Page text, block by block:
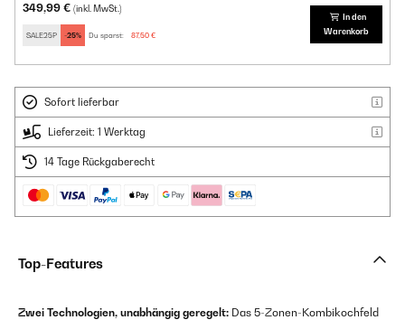
349,99 € (inkl. MwSt.)
SALE25P -25% Du sparst: 87,50 €
In den
Warenkorb
Sofort lieferbar
Lieferzeit: 1 Werktag
14 Tage Rückgaberecht
Top-Features
Zwei Technologien, unabhängig geregelt: Das 5-Zonen-Kombikochfeld